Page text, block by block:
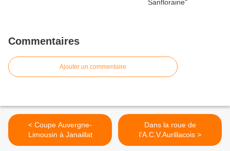
Commentaires
Ajouter un commentaire
< Coupe Auvergne-
Limousin à Janaillat
Dans la roue de
l'A.C.V.Aurillacois >